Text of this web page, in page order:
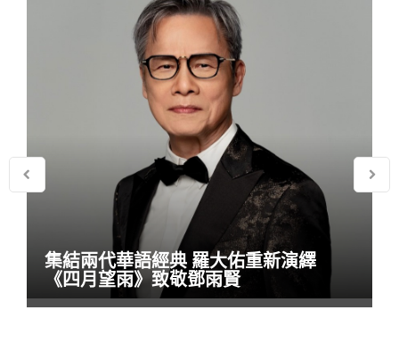
集結兩代華語經典 羅大佑重新演繹
《四月望雨》致敬鄧雨賢